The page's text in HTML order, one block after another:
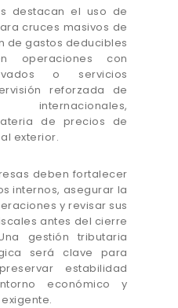
destacan el uso de
cruces masivos de
de gastos deducibles
operaciones con
o servicios
reforzada de
de precios de
exterior.
deben fortalecer
internos, asegurar la
y revisar sus
antes del cierre
gestión tributaria
será clave para
estabilidad
económico y